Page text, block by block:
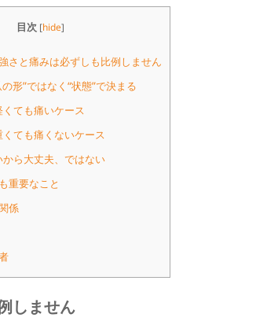
目次 [hide]
さと痛みは必ずしも比例しません
形”ではなく“状態”で決まる
くても痛いケース
くても痛くないケース
ら大丈夫、ではない
重要なこと
係
しません